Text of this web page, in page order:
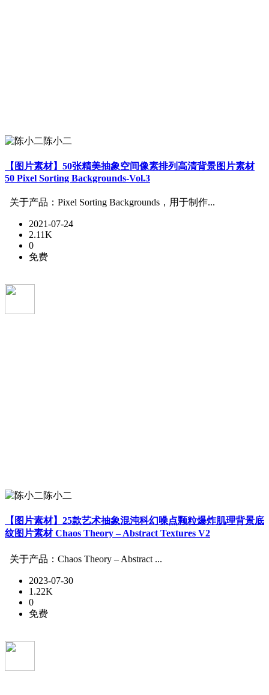
陈小二
【图片素材】50张精美抽象空间像素排列高清背景图片素材
50 Pixel Sorting Backgrounds-Vol.3
关于产品：Pixel Sorting Backgrounds，用于制作...
2021-07-24
2.11K
0
免费
陈小二
【图片素材】25款艺术抽象混沌科幻噪点颗粒爆炸肌理背景底
纹图片素材 Chaos Theory – Abstract Textures V2
关于产品：Chaos Theory – Abstract ...
2023-07-30
1.22K
0
免费